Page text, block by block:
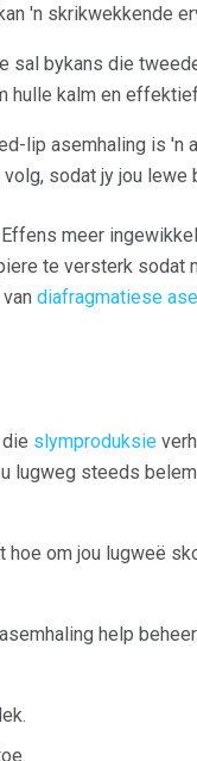
'n skrikwekkende
sal bykans die
hulle kalm en
lip asemhaling is 'n
sodat jy jou lewe
Effens meer
te versterk sodat
diafragmatiese
slymproduksie
lugweg steeds
om jou lugweë
help